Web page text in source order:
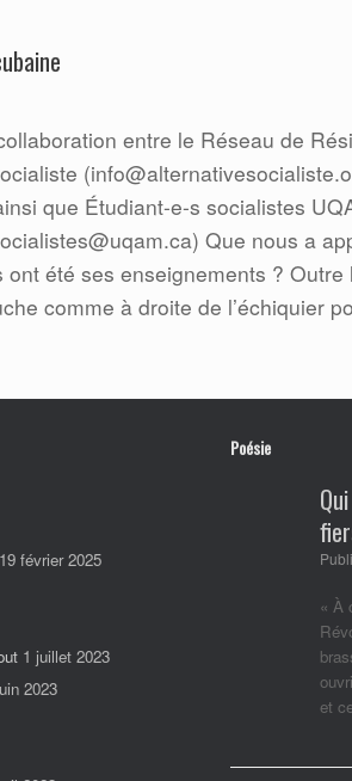
entre le Réseau de
que Étudiant-e-s socialistes
Que nous a
été ses enseignements ? Outre
comme à droite de l’échiquier
19 février 2025
1 juillet 2023
2023
Poésie
« À
et